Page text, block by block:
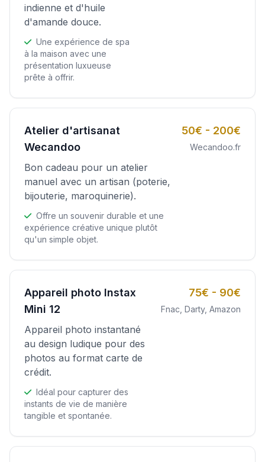
indienne et d'huile
d'amande douce.
Une expérience de spa
à la maison avec une
présentation luxueuse
prête à offrir.
Atelier d'artisanat
Wecandoo
Bon cadeau pour un atelier
manuel avec un artisan (poterie,
bijouterie, maroquinerie).
Offre un souvenir durable et une
expérience créative unique plutôt
qu'un simple objet.
50€ - 200€
Wecandoo.fr
Appareil photo Instax
Mini 12
Appareil photo instantané
au design ludique pour des
photos au format carte de
crédit.
Idéal pour capturer des
instants de vie de manière
tangible et spontanée.
75€ - 90€
Fnac, Darty, Amazon